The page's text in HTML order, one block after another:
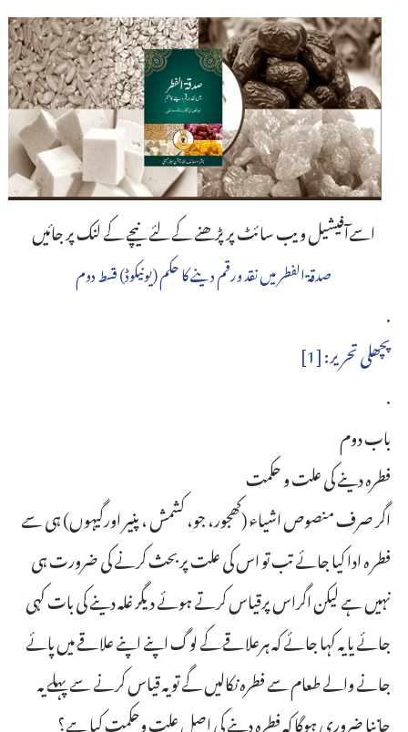
اسےآفیشیل ویب سائٹ پر پڑھنے کے لئے نیچے کے لنک پر جائیں
صدقۃ الفطر میں نقد ورقم دینے کا حکم (یونیکوڈ) قسط دوم
.
پچھلی تحریر: [1]
.
باب دوم
فطرہ دینے کی علت و حکمت
اگر صرف منصوص اشیاء (کھجور، جو، کشمش ، پنیر اورگیہوں) ہی سے
فطر ہ ادا کیا جائے تب تو اس کی علت پربحث کرنے کی ضرورت ہی
نہیں ہے لیکن اگراس پرقیاس کرتے ہوئے دیگر غلہ دینے کی بات کہی
جائے یا یہ کہا جائے کہ ہرعلاقے کے لوگ اپنے اپنے علاقے میں پائے
جانے والے طعام سے فطرہ نکالیں گے تو یہ قیاس کرنے سے پہلے یہ
جاننا ضروری ہوگا کہ فطرہ دینے کی اصل علت وحکمت کیا ہے؟